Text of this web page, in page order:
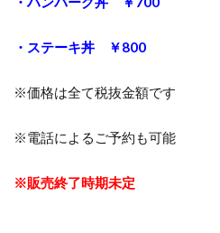
・ステーキ丼 ￥800
※価格は全て税抜金額です
※電話によるご予約も可能
※販売終了時期未定